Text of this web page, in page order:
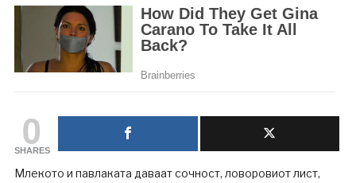
0
SHARES
Млекото и павлаката даваат сочност, ловоровиот лист,